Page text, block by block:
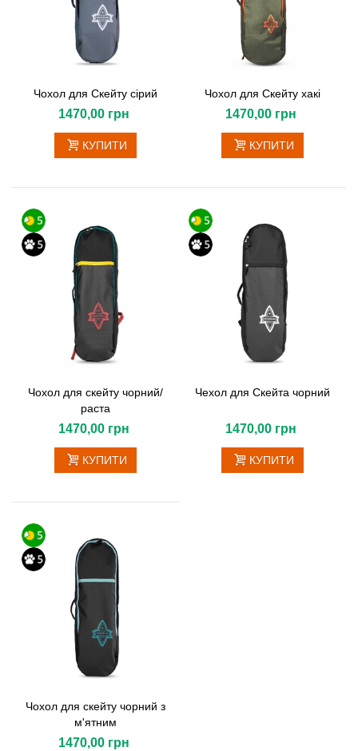
Чохол для Скейту сірий
1470,00 грн
КУПИТИ
Чохол для Скейту хакі
1470,00 грн
КУПИТИ
Чохол для скейту чорний/
раста
1470,00 грн
КУПИТИ
Чехол для Скейта чорний
1470,00 грн
КУПИТИ
Чохол для скейту чорний з
м'ятним
1470,00 грн